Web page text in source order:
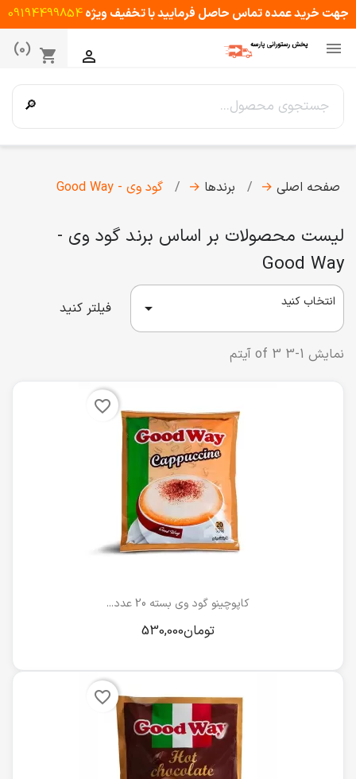
جهت خرید عمده تماس حاصل فرمایید با تخفیف ویژه09194499854

shopping_cart
(0) 
🔎
صفحه اصلی → برندها → گود وی - Good Way
لیست محصولات بر اساس برند گود وی -
Good Way
انتخاب کنید  فیلتر کنید
نمایش 1-3 of 3 آیتم
کاپوچینو گود وی بسته 20 عدد...
favorite_border
favorite_border